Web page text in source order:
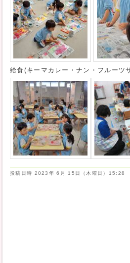
給食(キーマカレー・ナン・フルーツ
投稿日時 2023年 6月 15日（木曜日）15:28